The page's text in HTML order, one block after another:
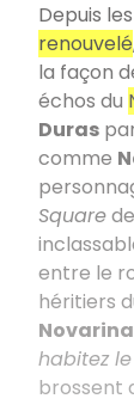
Depuis
renouvelé
la façon
échos du
Duras
comme
Square
entre le
héritiers
Novarina
habitez
brossent